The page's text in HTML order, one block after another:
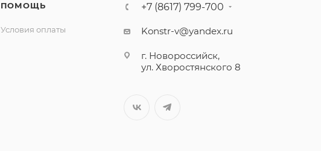
ПОМОЩЬ
Условия оплаты
+7 (8617) 799-700
Konstr-v@yandex.ru
г. Новороссийск,
ул. Хворостянского 8